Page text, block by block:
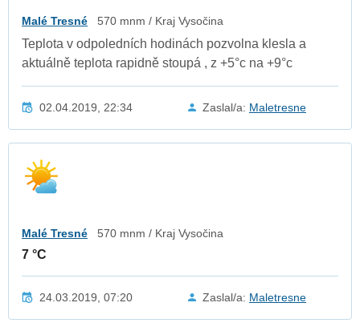
Malé Tresné 570 mnm / Kraj Vysočina
Teplota v odpoledních hodinách pozvolna klesla a
aktuálně teplota rapidně stoupá , z +5°c na +9°c
02.04.2019, 22:34 Zaslal/a: Maletresne
Malé Tresné 570 mnm / Kraj Vysočina
7 °C
24.03.2019, 07:20 Zaslal/a: Maletresne